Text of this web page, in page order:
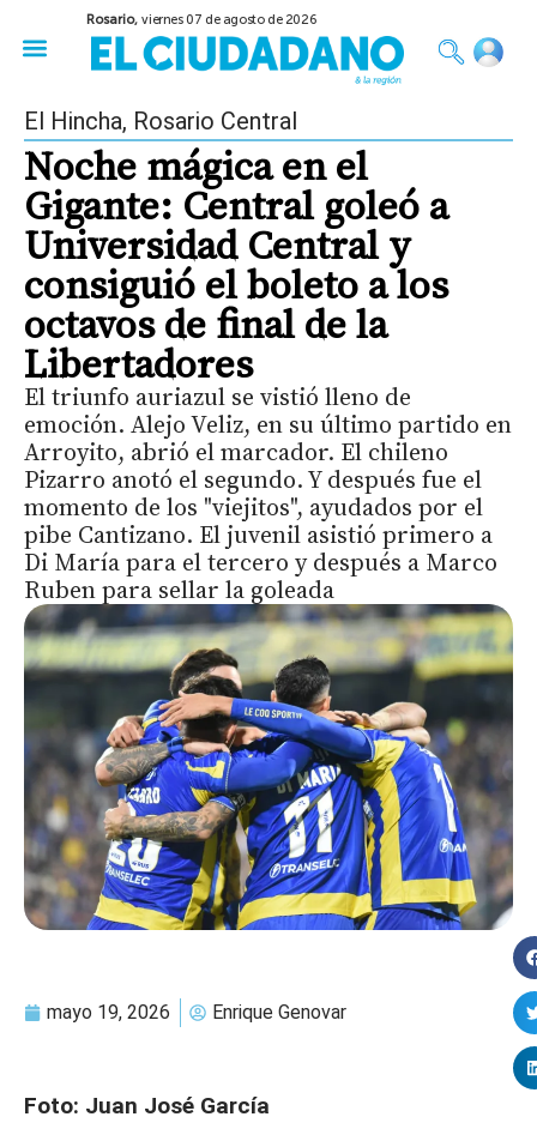
Rosario,viernes 07 de agosto de 2026
El Hincha, Rosario Central
Noche mágica en el
Gigante: Central goleó a
Universidad Central y
consiguió el boleto a los
octavos de final de la
Libertadores
El triunfo auriazul se vistió lleno de
emoción. Alejo Veliz, en su último partido en
Arroyito, abrió el marcador. El chileno
Pizarro anotó el segundo. Y después fue el
momento de los "viejitos", ayudados por el
pibe Cantizano. El juvenil asistió primero a
Di María para el tercero y después a Marco
Ruben para sellar la goleada
mayo 19, 2026 Enrique Genovar
Foto: Juan José García